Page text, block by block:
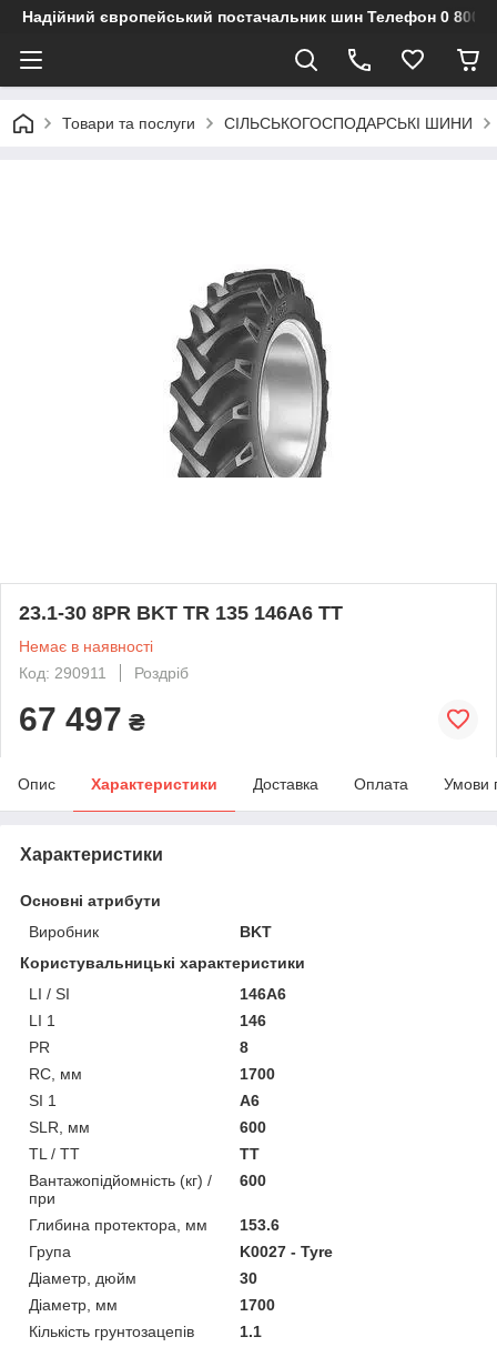
Надійний європейський постачальник шин Телефон 0 800
Товари та послуги СІЛЬСЬКОГОСПОДАРСЬКІ ШИНИ
23.1-30 8PR BKT TR 135 146A6 TT
Немає в наявності
Код: 290911
Роздріб
67 497 ₴
Опис Характеристики Доставка Оплата Умови
Характеристики
Основні атрибути
Виробник
BKT
Користувальницькі характеристики
LI / SI
146A6
LI 1
146
PR
8
RC, мм
1700
SI 1
A6
SLR, мм
600
TL / TT
TT
Вантажопідйомність (кг) /
при
600
Глибина протектора, мм
153.6
Група
K0027 - Tyre
Діаметр, дюйм
30
Діаметр, мм
1700
Кількість грунтозацепів
1.1